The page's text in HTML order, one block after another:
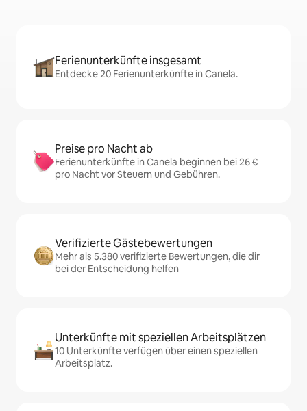
Ferienunterkünfte insgesamt
Entdecke 20 Ferienunterkünfte in Canela.
Preise pro Nacht ab
Ferienunterkünfte in Canela beginnen bei 26 €
pro Nacht vor Steuern und Gebühren.
Verifizierte Gästebewertungen
Mehr als 5.380 verifizierte Bewertungen, die dir
bei der Entscheidung helfen
Unterkünfte mit speziellen Arbeitsplätzen
10 Unterkünfte verfügen über einen speziellen
Arbeitsplatz.